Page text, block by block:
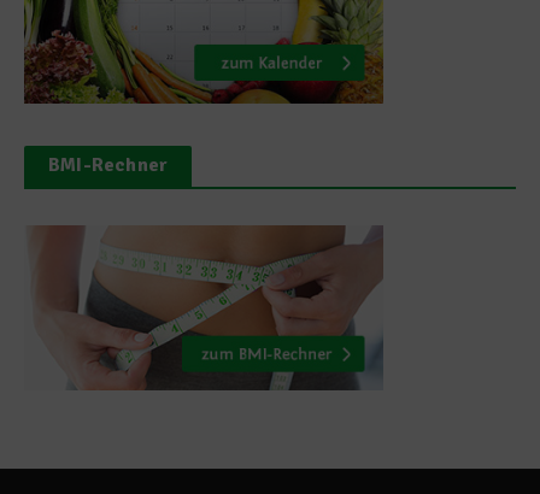
BMI-Rechner